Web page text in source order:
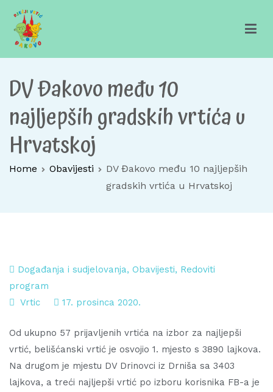
content
Dječji vrtić Đakovo
Za sretno djetinjstvo
DV Đakovo među 10
najljepših gradskih vrtića u
Hrvatskoj
Home Obavijesti
DV Đakovo među 10 najljepših
gradskih vrtića u Hrvatskoj
Događanja i sudjelovanja, Obavijesti, Redoviti
program
Vrtic
17. prosinca 2020.
Od ukupno 57 prijavljenih vrtića na izbor za najljepši
vrtić, belišćanski vrtić je osvojio 1. mjesto s 3890 lajkova.
Na drugom je mjestu DV Drinovci iz Drniša sa 3403
lajkova, a treći najljepši vrtić po izboru korisnika FB-a je